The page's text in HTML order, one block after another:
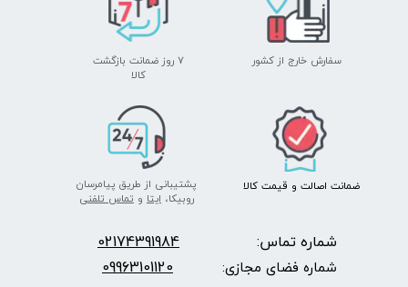
پشتیبانی از طریق پیامرسان
روبیکا،ایتا وتماس تلفنی
سفارش خارج از کشور
۷ روز ضمانت بازگشت
​​​​​​​کالا
ضمانت اصالت و قیمت​​​​​​​ کالا ​​​​​​​
شماره تماس: 02174391984
شماره فضای مجازی: 09963101120